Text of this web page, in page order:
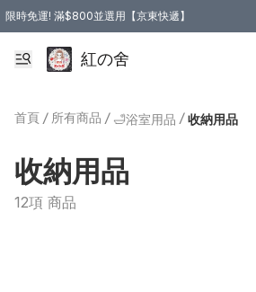
限時免運! 滿$800並選用【京東快遞】
紅の舍
首頁 / 所有商品 / 🛁浴室用品 / 收納用品
收納用品
12項 商品